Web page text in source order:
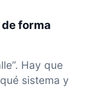
forma
Hay que
sistema y